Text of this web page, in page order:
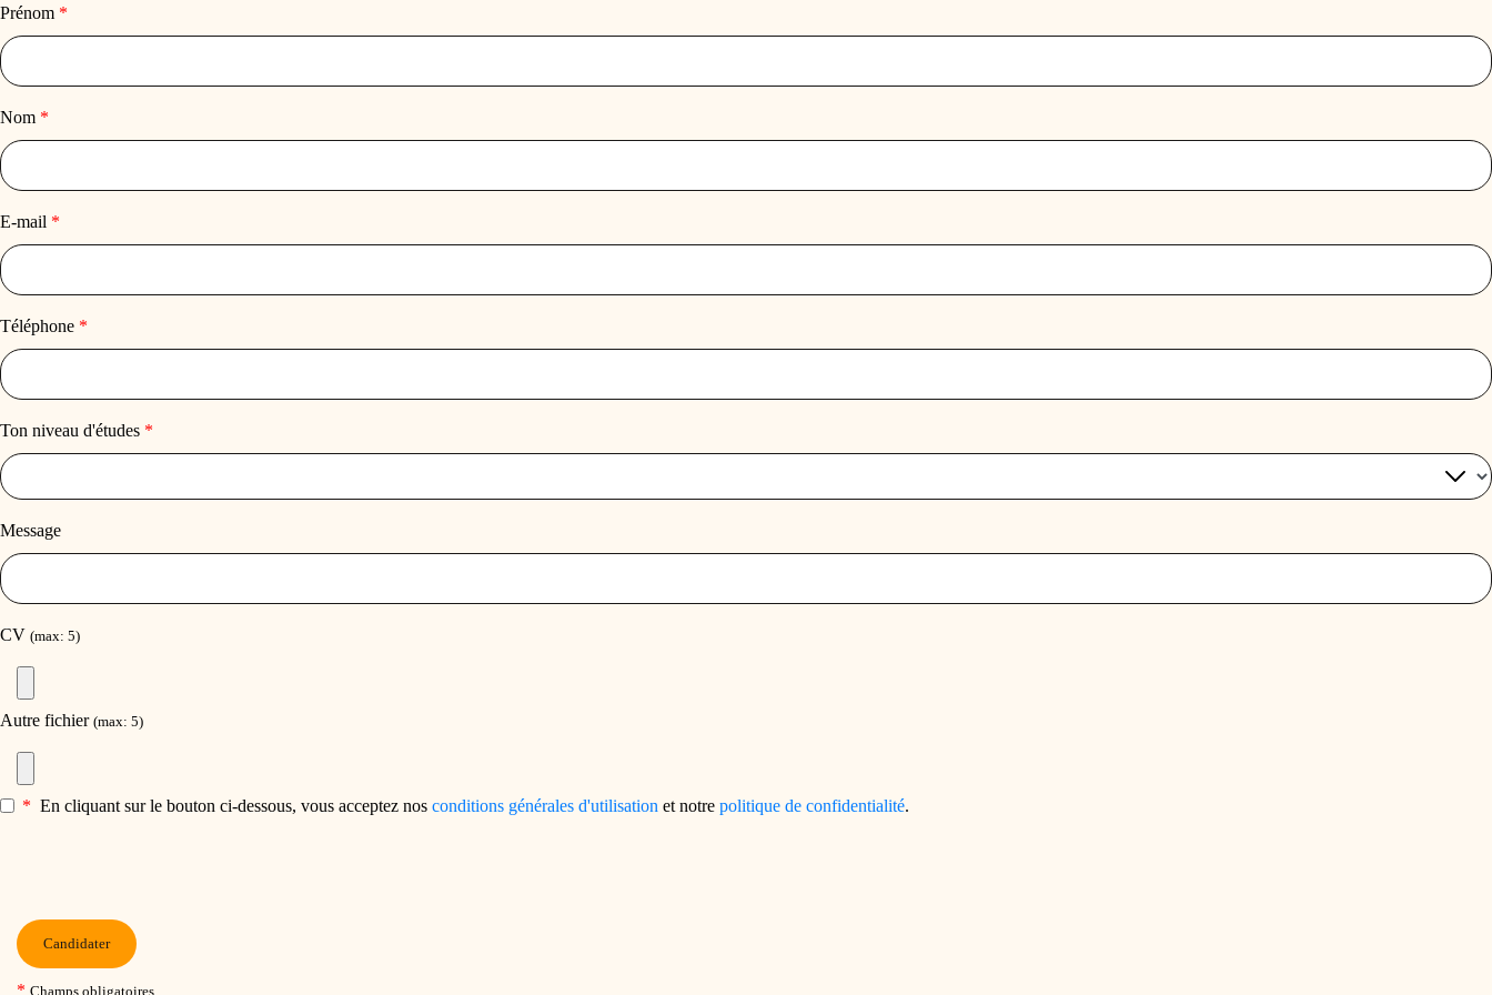
Prénom *
Nom *
E-mail *
Téléphone *
Ton niveau d'études *
Message
CV (max: 5)
Autre fichier (max: 5)
* En cliquant sur le bouton ci-dessous, vous acceptez nos conditions générales d'utilisation et notre politique de confidentialité.
Candidater
* Champs obligatoires